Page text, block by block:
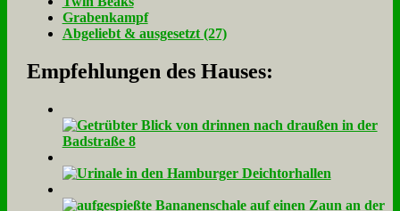
Gra­ben­kampf
Ab­ge­liebt & aus­ge­setzt (27)
Empfehlungen des Hauses: